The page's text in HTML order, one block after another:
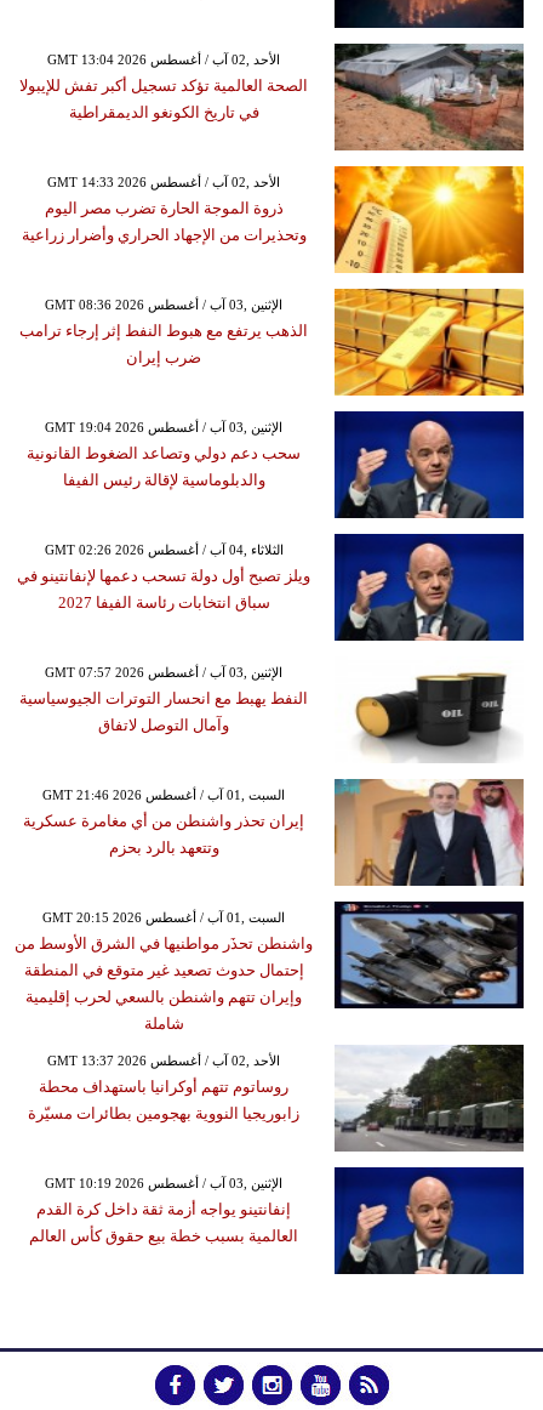
GMT 13:04 2026 الأحد ,02 آب / أغسطس
الصحة العالمية تؤكد تسجيل أكبر تفش للإيبولا
في تاريخ الكونغو الديمقراطية
GMT 14:33 2026 الأحد ,02 آب / أغسطس
ذروة الموجة الحارة تضرب مصر اليوم
وتحذيرات من الإجهاد الحراري وأضرار زراعية
GMT 08:36 2026 الإثنين ,03 آب / أغسطس
الذهب يرتفع مع هبوط النفط إثر إرجاء ترامب
ضرب إيران
GMT 19:04 2026 الإثنين ,03 آب / أغسطس
سحب دعم دولي وتصاعد الضغوط القانونية
والدبلوماسية لإقالة رئيس الفيفا
GMT 02:26 2026 الثلاثاء ,04 آب / أغسطس
ويلز تصبح أول دولة تسحب دعمها لإنفانتينو في
سباق انتخابات رئاسة الفيفا 2027
GMT 07:57 2026 الإثنين ,03 آب / أغسطس
النفط يهبط مع انحسار التوترات الجيوسياسية
وآمال التوصل لاتفاق
GMT 21:46 2026 السبت ,01 آب / أغسطس
إيران تحذر واشنطن من أي مغامرة عسكرية
وتتعهد بالرد بحزم
GMT 20:15 2026 السبت ,01 آب / أغسطس
واشنطن تحذَر مواطنيها في الشرق الأوسط من
إحتمال حدوث تصعيد غير متوقع في المنطقة
وإيران تتهم واشنطن بالسعي لحرب إقليمية
شاملة
GMT 13:37 2026 الأحد ,02 آب / أغسطس
روساتوم تتهم أوكرانيا باستهداف محطة
زابوريجيا النووية بهجومين بطائرات مسيّرة
GMT 10:19 2026 الإثنين ,03 آب / أغسطس
إنفانتينو يواجه أزمة ثقة داخل كرة القدم
العالمية بسبب خطة بيع حقوق كأس العالم